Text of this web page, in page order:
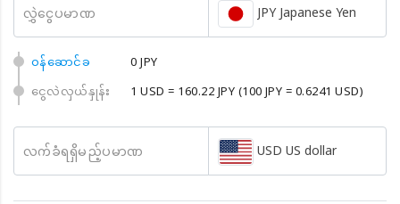
လွှဲငွေပမာဏ JPY Japanese Yen
၀န်ဆောင်ခ
0 JPY
ငွေလဲလှယ်နှုန်း
1 USD = 160.22 JPY(100 JPY = 0.6241 USD)
လက်ခံရရှိမည့်ပမာဏ USD US dollar